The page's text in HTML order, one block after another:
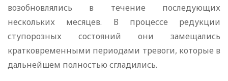
возобновлялись в течение последующих
нескольких месяцев. В процессе редукции
ступорозных состояний они замещались
кратковременными периодами тревоги, которые в
дальнейшем полностью сгладились.